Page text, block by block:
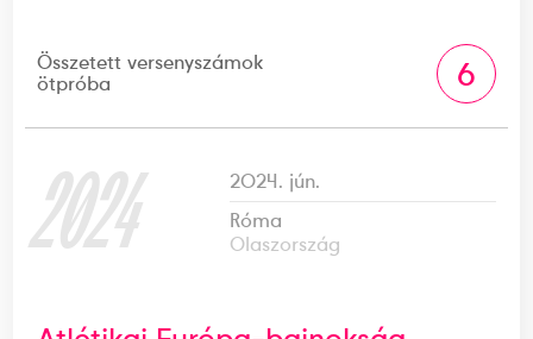
Összetett versenyszámok
ötpróba
6
2024
2024. jún.
Róma
Olaszország